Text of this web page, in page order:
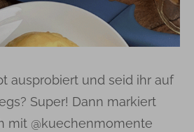
ausprobiert und seid ihr auf
Super! Dann markiert
mit @kuechenmomente